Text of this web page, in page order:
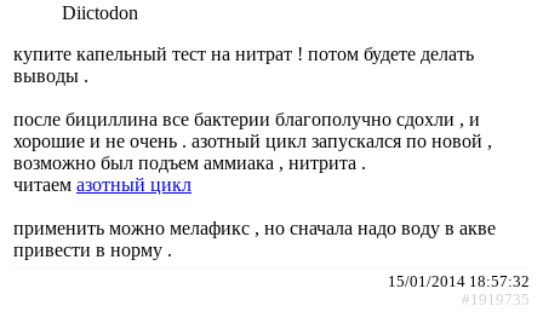
Diictodon
купите капельный тест на нитрат ! потом будете делать
выводы .
после бициллина все бактерии благополучно сдохли , и
хорошие и не очень . азотный цикл запускался по новой ,
возможно был подъем аммиака , нитрита .
читаем азотный цикл
применить можно мелафикс , но сначала надо воду в акве
привести в норму .
15/01/2014 18:57:32
#1919735